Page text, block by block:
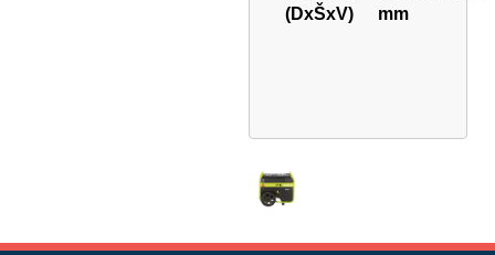
(DxŠxV)
mm